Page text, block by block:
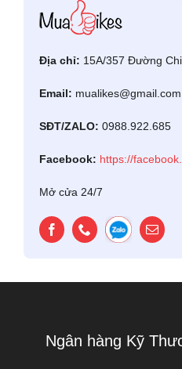
Địa chỉ: 15A/357 Đường
Email: mualikes@gmail.com
SĐT/ZALO: 0988.922.685
Facebook: https://
Mở cửa 24/7
Ngân hàng Kỹ